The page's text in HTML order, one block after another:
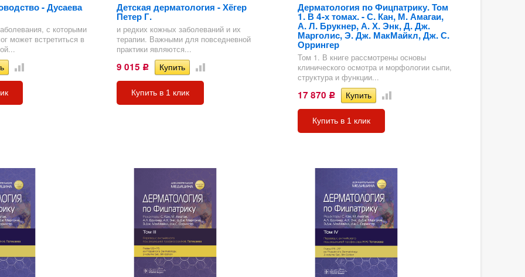
- Дусаева
с которыми
может встретиться в
Детская дерматология - Хёгер
Петер Г.
и редких кожных заболеваний и их
терапии. Важными для повседневной
практики являются...
9 015 Р
Купить в 1 клик
Дерматология по Фицпатрику. Том
1. В 4-х томах. - С. Кан, М. Амагаи,
А. Л. Брукнер, А. Х. Энк, Д. Дж.
Марголис, Э. Дж. МакМайкл, Дж. С.
Оррингер
Том 1. В книге рассмотрены основы
клинического осмотра и морфологии сыпи,
структура и функции...
17 870 Р
Купить в 1 клик